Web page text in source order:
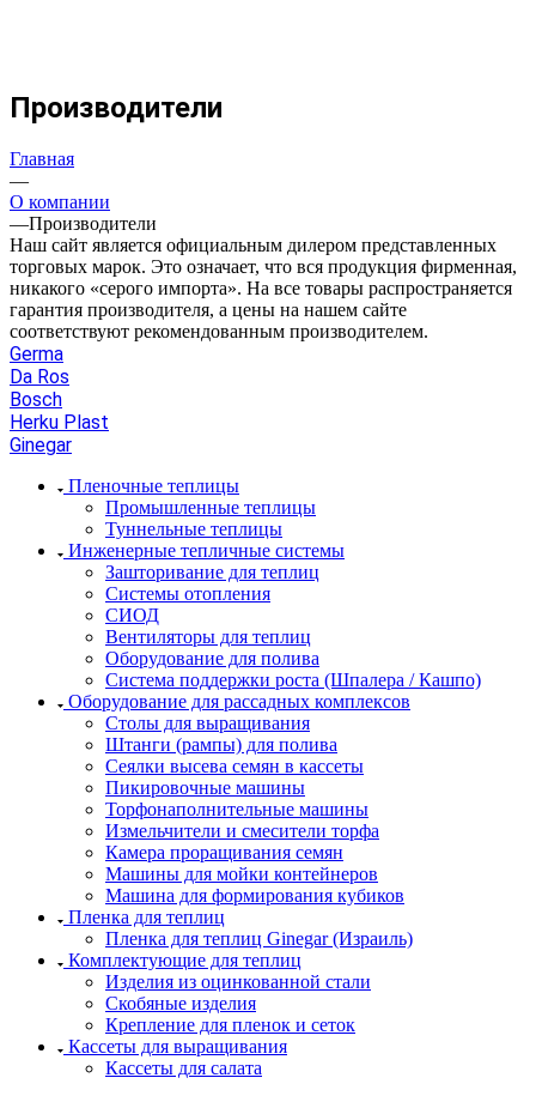
Производители
Главная
—
О компании
—Производители
Наш сайт является официальным дилером представленных
торговых марок. Это означает, что вся продукция фирменная,
никакого «серого импорта». На все товары распространяется
гарантия производителя, а цены на нашем сайте
соответствуют рекомендованным производителем.
Germa
Da Ros
Bosch
Herku Plast
Ginegar
Пленочные теплицы
Промышленные теплицы
Туннельные теплицы
Инженерные тепличные системы
Зашторивание для теплиц
Системы отопления
СИОД
Вентиляторы для теплиц
Оборудование для полива
Система поддержки роста (Шпалера / Кашпо)
Оборудование для рассадных комплексов
Столы для выращивания
Штанги (рампы) для полива
Сеялки высева семян в кассеты
Пикировочные машины
Торфонаполнительные машины
Измельчители и смесители торфа
Камера проращивания семян
Машины для мойки контейнеров
Машина для формирования кубиков
Пленка для теплиц
Пленка для теплиц Ginegar (Израиль)
Комплектующие для теплиц
Изделия из оцинкованной стали
Скобяные изделия
Крепление для пленок и сеток
Кассеты для выращивания
Кассеты для салата